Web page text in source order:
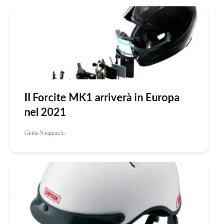
Il Forcite MK1 arriverà in Europa
nel 2021
Giulia Spagnuolo